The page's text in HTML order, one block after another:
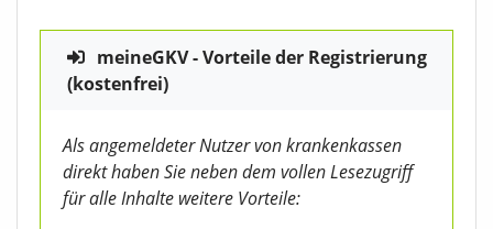
meineGKV - Vorteile der Registrierung
(kostenfrei)
Als angemeldeter Nutzer von krankenkassen
direkt haben Sie neben dem vollen Lesezugriff
für alle Inhalte weitere Vorteile: